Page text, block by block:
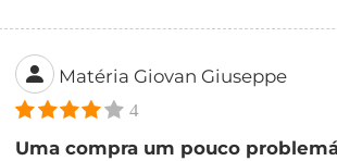
Matéria Giovan Giuseppe
4
Uma compra um pouco